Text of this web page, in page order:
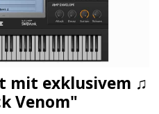
mit exklusivem ♫
Venom"